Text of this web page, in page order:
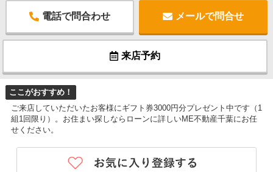
電話で問合わせ メールで問合せ
来店予約
ここがおすすめ！
ご来店していただいたお客様にギフト券3000円分プレゼント中です（1
組1回限り）。お住まい探しならローンに詳しいME不動産千葉にお任
せください。